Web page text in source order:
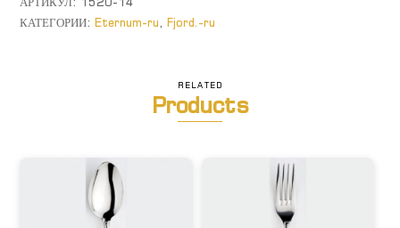
десертная
КАТЕГОРИИ:Eternum-ru,Fjord.-ru
RELATED
Products